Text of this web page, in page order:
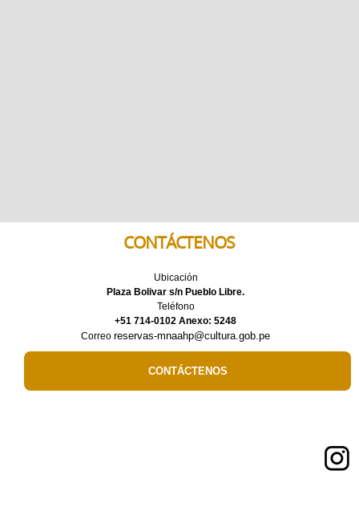
CONTÁCTENOS
Ubicación
Plaza Bolivar s/n Pueblo Libre.
Teléfono
+51 714-0102 Anexo: 5248
Correo reservas-mnaahp@cultura.gob.pe
CONTÁCTENOS